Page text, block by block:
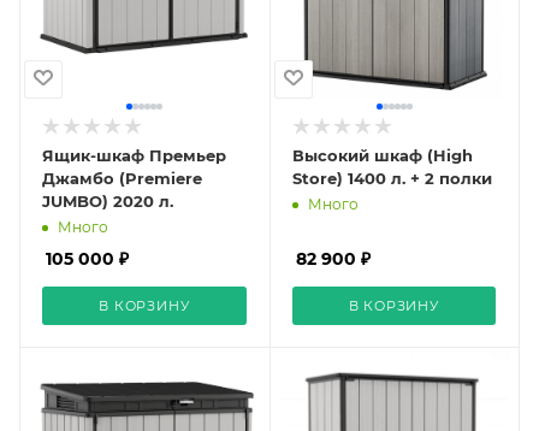
Ящик-шкаф Премьер
Джамбо (Premiere
JUMBO) 2020 л.
Много
105 000 ₽
В КОРЗИНУ
Высокий шкаф (High
Store) 1400 л. + 2 полки
Много
82 900 ₽
В КОРЗИНУ